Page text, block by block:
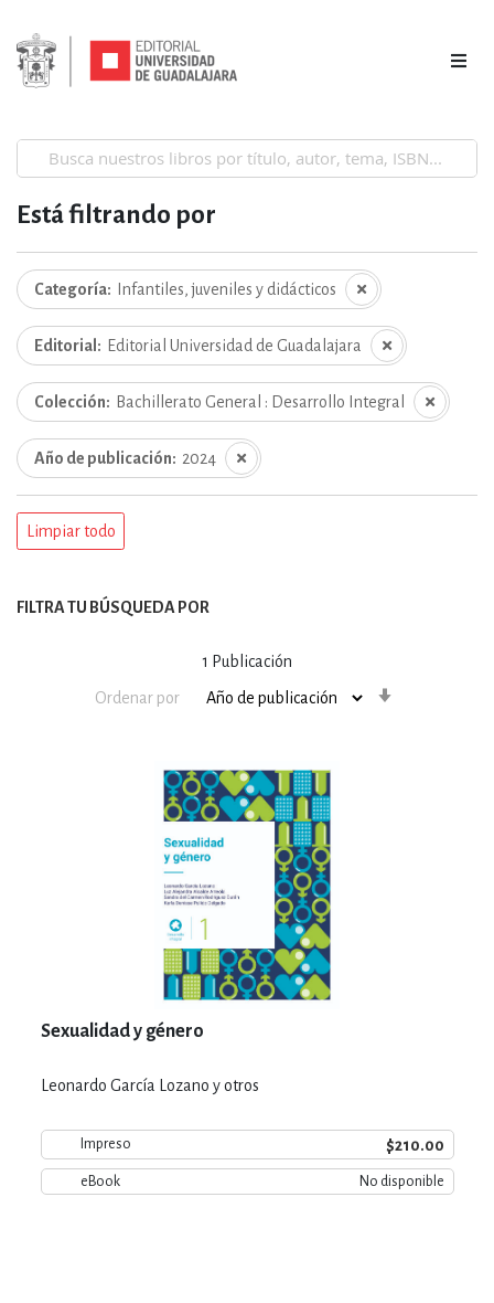
1 Publicación
Ordenar por
Sexualidad y género
Leonardo García Lozano y otros
Impreso $210.00
eBook No disponible
Está filtrando por
Categoría Infantiles, juveniles y didácticos
Editorial Editorial Universidad de Guadalajara
Colección Bachillerato General : Desarrollo Integral
Año de publicación 2024
Limpiar todo
FILTRA TU BÚSQUEDA POR